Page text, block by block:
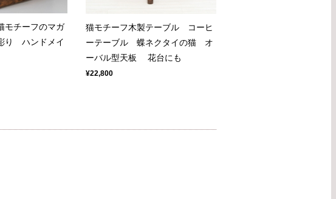
チーフのマガ
り ハンドメイ
猫モチーフ木製テーブル コーヒ
ーテーブル 蝶ネクタイの猫 オ
ーバル型天板 花台にも
¥22,800